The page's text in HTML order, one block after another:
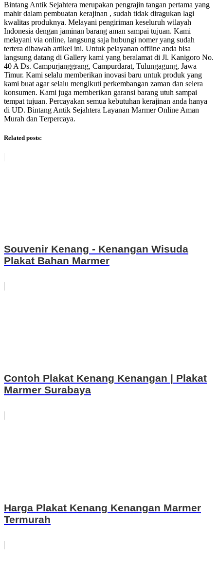
Bintang Antik Sejahtera merupakan pengrajin tangan pertama yang
mahir dalam pembuatan kerajinan , sudah tidak diragukan lagi
kwalitas produknya. Melayani pengiriman keseluruh wilayah
Indonesia dengan jaminan barang aman sampai tujuan. Kami
melayani via online, langsung saja hubungi nomer yang sudah
tertera dibawah artikel ini. Untuk pelayanan offline anda bisa
langsung datang di Gallery kami yang beralamat di Jl. Kanigoro No.
40 A Ds. Campurjanggrang, Campurdarat, Tulungagung, Jawa
Timur. Kami selalu memberikan inovasi baru untuk produk yang
kami buat agar selalu mengikuti perkembangan zaman dan selera
konsumen. Kami juga memberikan garansi barang utuh sampai
tempat tujuan. Percayakan semua kebutuhan kerajinan anda hanya
di UD. Bintang Antik Sejahtera Layanan Marmer Online Aman
Murah dan Terpercaya.
Related posts:
Souvenir Kenang - Kenangan Wisuda
Plakat Bahan Marmer
Contoh Plakat Kenang Kenangan | Plakat
Marmer Surabaya
Harga Plakat Kenang Kenangan Marmer
Termurah